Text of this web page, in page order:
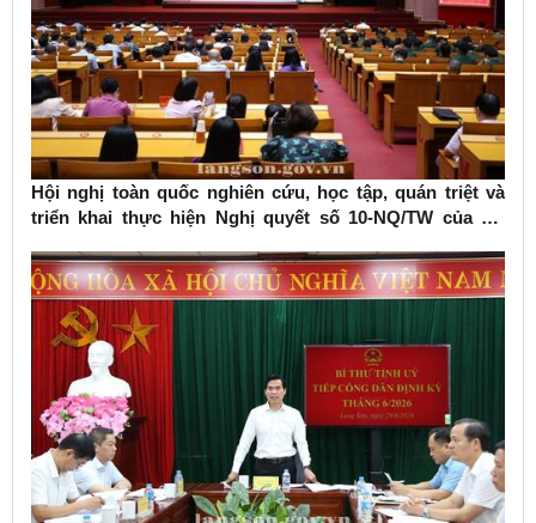
Hội nghị toàn quốc nghiên cứu, học tập, quán triệt và
triển khai thực hiện Nghị quyết số 10-NQ/TW của Bộ